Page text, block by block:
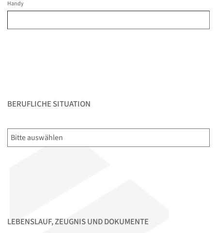
Handy
BERUFLICHE SITUATION
LEBENSLAUF, ZEUGNIS UND DOKUMENTE